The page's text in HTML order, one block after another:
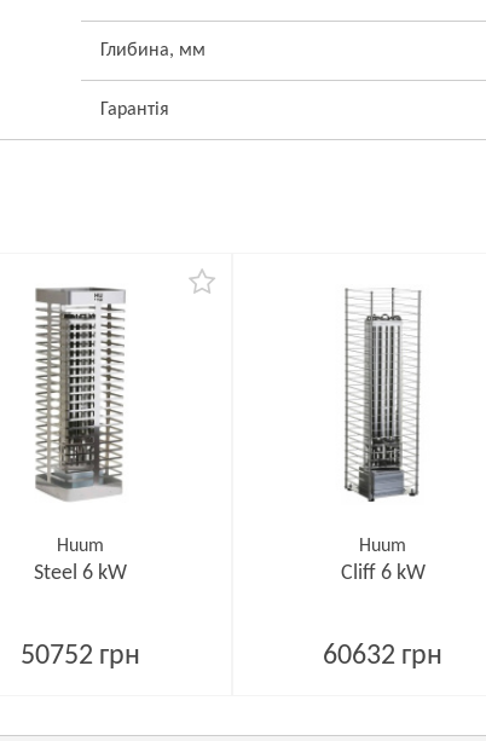
Глибина, мм
Гарантія
Huum
Steel 6 kW
50752 грн
Huum
Cliff 6 kW
60632 грн